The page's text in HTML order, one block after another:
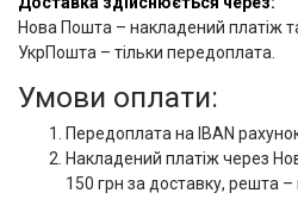
Нова Пошта – накладений платіж
УкрПошта – тільки передоплата.
Умови оплати:
Передоплата на IBAN
Накладений платіж через
150 грн за доставку, решта –